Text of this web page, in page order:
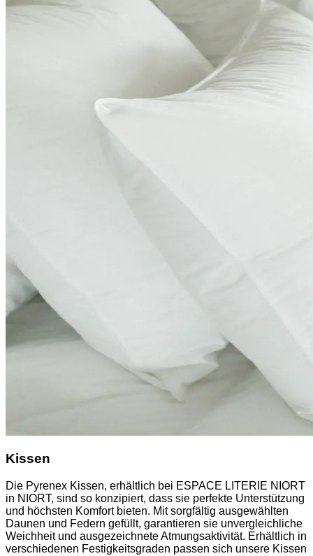
Kissen
Die Pyrenex Kissen, erhältlich bei ESPACE LITERIE NIORT
in NIORT, sind so konzipiert, dass sie perfekte Unterstützung
und höchsten Komfort bieten. Mit sorgfältig ausgewählten
Daunen und Federn gefüllt, garantieren sie unvergleichliche
Weichheit und ausgezeichnete Atmungsaktivität. Erhältlich in
verschiedenen Festigkeitsgraden passen sich unsere Kissen